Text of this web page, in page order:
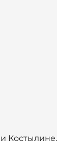
Костылине,